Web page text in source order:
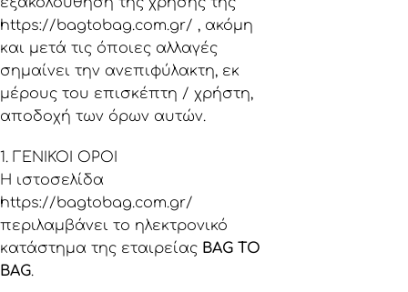
https://bagtobag.com.gr/ , ακόμη
και μετά τις όποιες αλλαγές
σημαίνει την ανεπιφύλακτη, εκ
μέρους του επισκέπτη / χρήστη,
αποδοχή των όρων αυτών.
1. ΓΕΝΙΚΟΙ ΟΡΟΙ
H ιστοσελίδα
https://bagtobag.com.gr/
περιλαμβάνει το ηλεκτρονικό
κατάστημα της εταιρείας BAG TO
BAG.